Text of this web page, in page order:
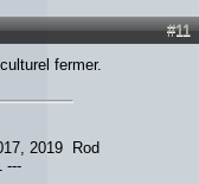
#11
fermer.
2019 Rod
---